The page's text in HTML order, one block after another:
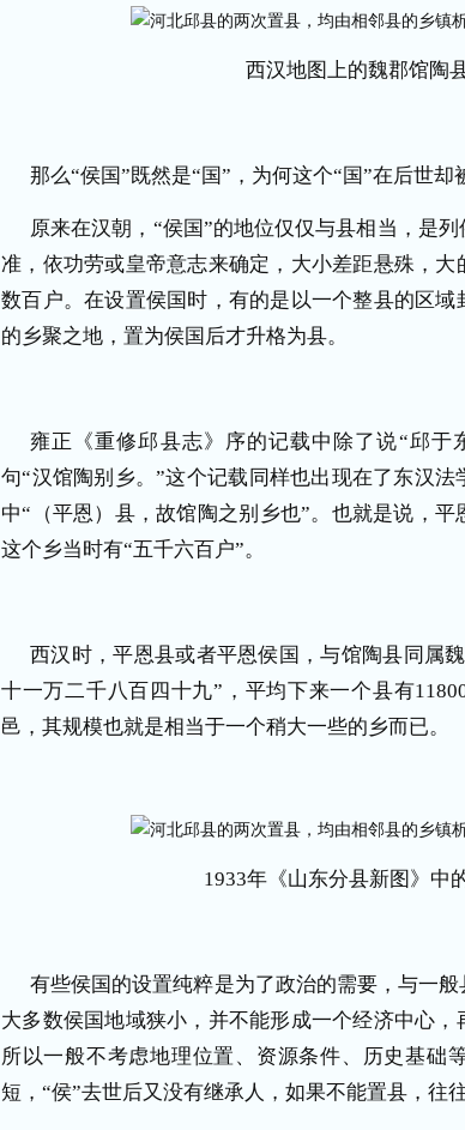
西汉地图上的魏郡馆陶
那么“侯国”既然是“国”，为何这个“国”在后世却
原来在汉朝，“侯国”的地位仅仅与县相当，是
准，依功劳或皇帝意志来确定，大小差距悬殊，
数百户。在设置侯国时，有的是以一个整县的区
的乡聚之地，置为侯国后才升格为县。
雍正《重修邱县志》序的记载中除了说“邱于
句“汉馆陶别乡。”这个记载同样也出现在了东汉法
中“（平恩）县，故馆陶之别乡也”。也就是说，平
这个乡当时有“五千六百户”。
西汉时，平恩县或者平恩侯国，与馆陶县同属
十一万二千八百四十九”，平均下来一个县有
邑，其规模也就是相当于一个稍大一些的乡而已。
1933年《山东分县新图》中
有些侯国的设置纯粹是为了政治的需要，与一
大多数侯国地域狭小，并不能形成一个经济中心，
所以一般不考虑地理位置、资源条件、历史基础
短，“侯”去世后又没有继承人，如果不能置县，往